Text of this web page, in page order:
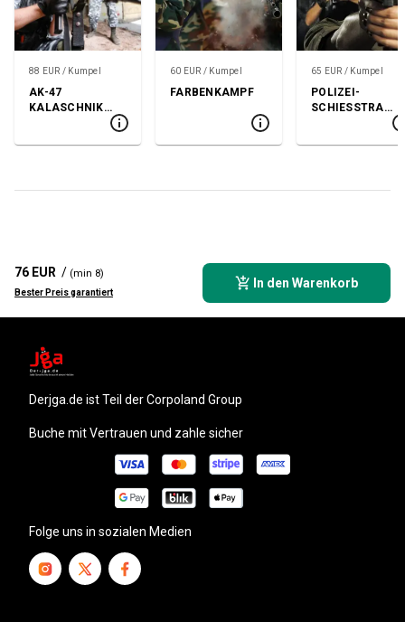
88 EUR / Kumpel
AK-47
KALASCHNIKO
60 EUR / Kumpel
FARBENKAMPF
65 EUR / Kumpel
POLIZEI-
SCHIESSTRASS
76 EUR / (min 8)
Bester Preis garantiert
In den Warenkorb
derjga.de ist Teil der Corpoland Group
Buche mit Vertrauen und zahle sicher
Folge uns in sozialen Medien